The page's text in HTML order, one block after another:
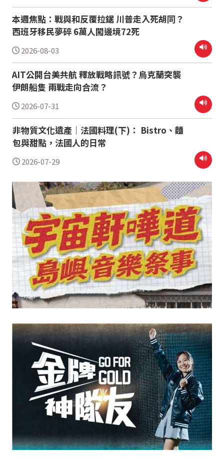
本週焦點：戰與和反覆拉鋸 川普走入死胡同？
西班牙移民夢碎 6萬人闖邊境72死
2026-08-03
AIT公開台美共航 釋放戰略訊號？烏克蘭突襲
伊朗船隻 兩戰走向合流？
2026-07-31
非物質文化遺產｜法國料理(下)： Bistro、麵
包與甜點，法國人的日常
2026-07-29